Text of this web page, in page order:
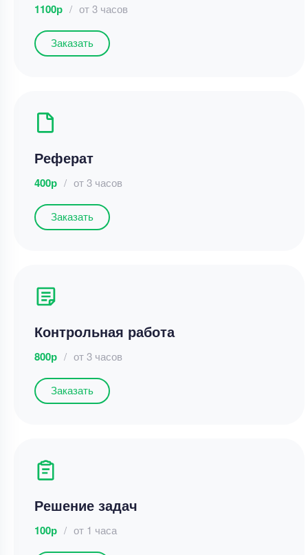
1100р / от 3 часов
Заказать
Реферат
400р / от 3 часов
Заказать
Контрольная работа
800р / от 3 часов
Заказать
Решение задач
100р / от 1 часа